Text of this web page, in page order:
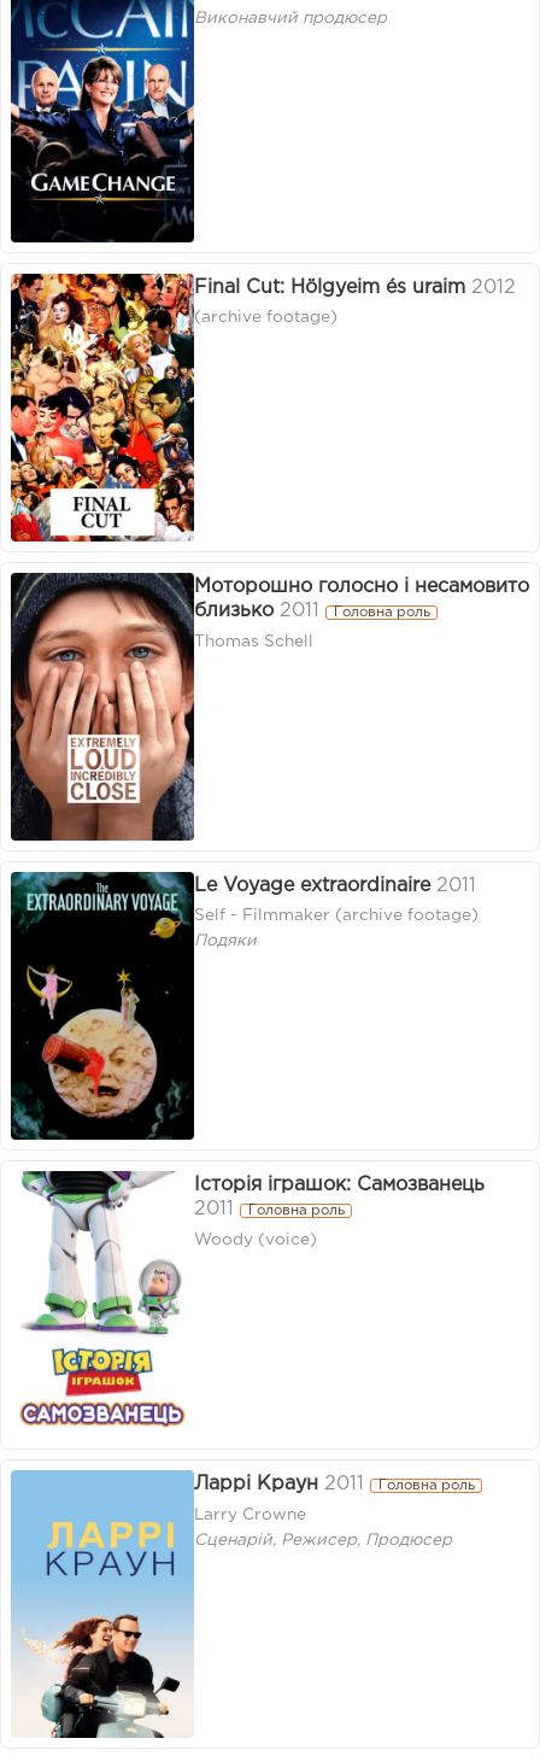
Виконавчий продюсер
Final Cut: Hölgyeim és uraim 2012
(archive footage)
Моторошно голосно і несамовито
близько 2011 Головна роль
Thomas Schell
Le Voyage extraordinaire 2011
Self - Filmmaker (archive footage)
Подяки
Історія іграшок: Самозванець
2011
Головна роль
Woody (voice)
Ларрі Краун 2011 Головна роль
Larry Crowne
Сценарій, Режисер, Продюсер